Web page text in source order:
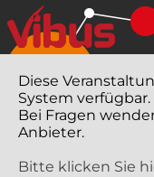
Springe
zum
Hauptinhalt
Diese
System verfügbar.
Bei Fragen
Anbieter.
Bitte klicken Sie